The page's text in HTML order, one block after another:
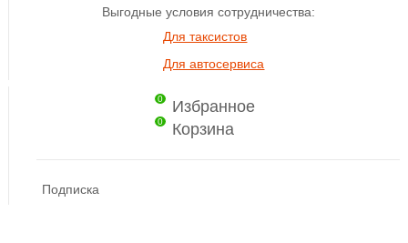
Выгодные условия сотрудничества:
Для таксистов
Для автосервиса
0 Избранное
0 Корзина
Подписка